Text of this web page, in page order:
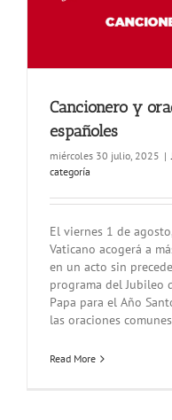
Cancionero y
españoles
miércoles 30 julio, 2025 |
categoría
El viernes 1 de
Vaticano acogerá a
en un acto sin
programa del Jubileo
Papa para el Año
las oraciones
Read More